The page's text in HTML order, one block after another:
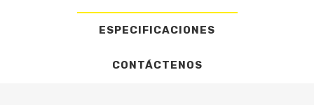
ESPECIFICACIONES
CONTÁCTENOS